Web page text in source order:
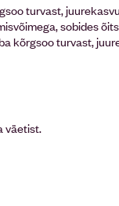
turvast,
sobides
kõrgsoo turvast,
väetist.